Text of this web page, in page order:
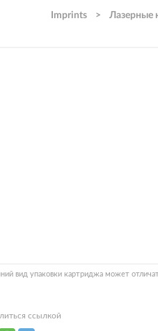
Imprints > Лазерные
вид упаковки картриджа может
ссылкой